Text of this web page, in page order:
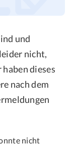
und
nicht,
dieses
nach dem
nicht